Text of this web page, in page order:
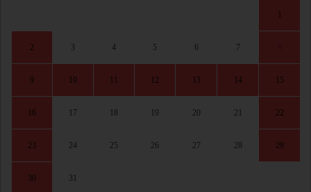
1
2 3 4 5 6 7
9 10 11 12 13 14 15
16 17 18 19 20 21 22
23 24 25 26 27 28 29
30 31